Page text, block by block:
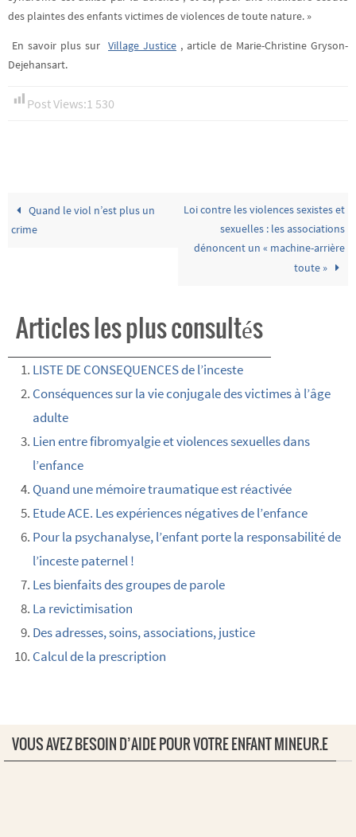
des plaintes des enfants victimes de violences de toute nature. »
En savoir plus sur Village Justice , article de Marie-Christine Gryson-
Dejehansart.
Post Views:1 530
Quand le viol n’est plus un
crime
Loi contre les violences sexistes et
sexuelles : les associations
dénoncent un « machine-arrière
toute »
Articles les plus consultés
LISTE DE CONSEQUENCES de l’inceste
Conséquences sur la vie conjugale des victimes à l’âge
adulte
Lien entre fibromyalgie et violences sexuelles dans
l’enfance
Quand une mémoire traumatique est réactivée
Etude ACE. Les expériences négatives de l’enfance
Pour la psychanalyse, l’enfant porte la responsabilité de
l’inceste paternel !
Les bienfaits des groupes de parole
La revictimisation
Des adresses, soins, associations, justice
Calcul de la prescription
VOUS AVEZ BESOIN D’AIDE POUR VOTRE ENFANT MINEUR.E